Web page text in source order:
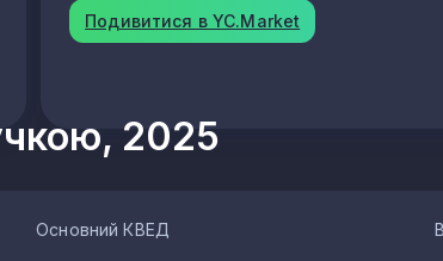
Подивитися в YC.Market
2025
Основний КВЕД